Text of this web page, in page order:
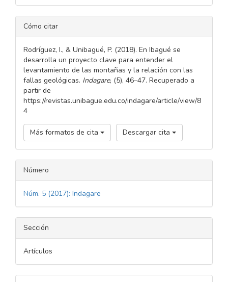
DETALLES
DEL
ARTÍCULO
Cómo citar
Rodríguez, I., & Unibagué, P. (2018). En Ibagué se
desarrolla un proyecto clave para entender el
levantamiento de las montañas y la relación con las
fallas geológicas. Indagare, (5), 46–47. Recuperado a
partir de
https://revistas.unibague.edu.co/indagare/article/view/8
4
Más formatos de cita Descargar cita
Número
Núm. 5 (2017): Indagare
Sección
Artículos